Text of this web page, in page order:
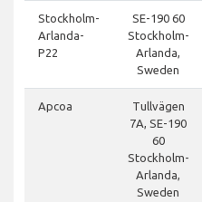
Stockholm-
Arlanda-
P22
SE-190 60
Stockholm-
Arlanda,
Sweden
Apcoa
Tullvägen
7A, SE-190
60
Stockholm-
Arlanda,
Sweden